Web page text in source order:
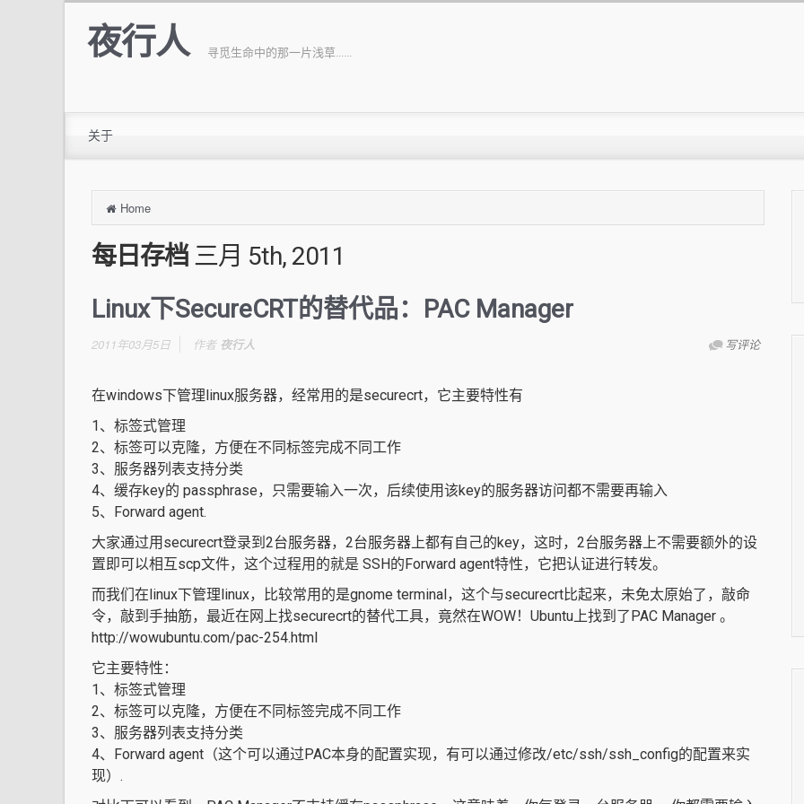
夜行人 寻觅生命中的那一片浅草......
关于
Home
每日存档 三月 5th, 2011
Linux下SecureCRT的替代品：PAC Manager
2011年03月5日 写评论
作者 夜行人
在windows下管理linux服务器，经常用的是securecrt，它主要特性有
1、标签式管理
2、标签可以克隆，方便在不同标签完成不同工作
3、服务器列表支持分类
4、缓存key的 passphrase，只需要输入一次，后续使用该key的服务器访问都不需要再输入
5、Forward agent.
大家通过用securecrt登录到2台服务器，2台服务器上都有自己的key，这时，2台服务器上不需要额外的设
置即可以相互scp文件，这个过程用的就是 SSH的Forward agent特性，它把认证进行转发。
而我们在linux下管理linux，比较常用的是gnome terminal，这个与securecrt比起来，未免太原始了，敲命
令，敲到手抽筋，最近在网上找securecrt的替代工具，竟然在WOW！Ubuntu上找到了PAC Manager 。
http://wowubuntu.com/pac-254.html
它主要特性：
1、标签式管理
2、标签可以克隆，方便在不同标签完成不同工作
3、服务器列表支持分类
4、Forward agent（这个可以通过PAC本身的配置实现，有可以通过修改/etc/ssh/ssh_config的配置来实
现）.